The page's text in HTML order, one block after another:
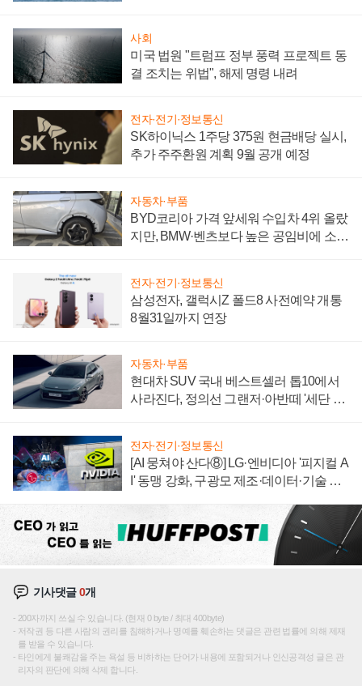
사회
미국 법원 "트럼프 정부 풍력 프로젝트 동
결 조치는 위법", 해제 명령 내려
전자·전기·정보통신
SK하이닉스 1주당 375원 현금배당 실시,
추가 주주환원 계획 9월 공개 예정
자동차·부품
BYD코리아 가격 앞세워 수입차 4위 올랐
지만, BMW·벤츠보다 높은 공임비에 소비
전자·전기·정보통신
삼성전자, 갤럭시Z 폴드8 사전예약 개통
8월31일까지 연장
자동차·부품
현대차 SUV 국내 베스트셀러 톱10에서
사라진다, 정의선 그랜저·아반떼 '세단 쌍
전자·전기·정보통신
[AI 뭉쳐야 산다⑧] LG·엔비디아 '피지컬 A
I' 동맹 강화, 구광모 제조·데이터·기술 결
기사댓글0개
200자까지 쓰실 수 있습니다. (현재 0 byte / 최대 400byte)
저작권 등 다른 사람의 권리를 침해하거나 명예를 훼손하는 댓글은 관련 법률에 의해 제재
를 받을 수 있습니다.
타인에게 불쾌감을 주는 욕설 등 비하하는 단어가 내용에 포함되거나 인신공격성 글은 관
리자의 판단에 의해 삭제 합니다.